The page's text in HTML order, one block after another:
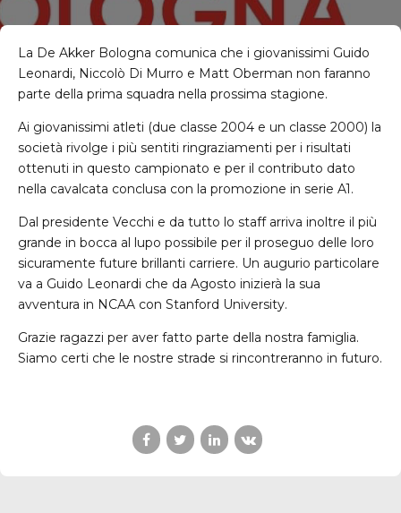
La De Akker Bologna comunica che i giovanissimi Guido
Leonardi, Niccolò Di Murro e Matt Oberman non faranno
parte della prima squadra nella prossima stagione.
Ai giovanissimi atleti (due classe 2004 e un classe 2000) la
società rivolge i più sentiti ringraziamenti per i risultati
ottenuti in questo campionato e per il contributo dato
nella cavalcata conclusa con la promozione in serie A1.
Dal presidente Vecchi e da tutto lo staff arriva inoltre il più
grande in bocca al lupo possibile per il proseguo delle loro
sicuramente future brillanti carriere. Un augurio particolare
va a Guido Leonardi che da Agosto inizierà la sua
avventura in NCAA con Stanford University.
Grazie ragazzi per aver fatto parte della nostra famiglia.
Siamo certi che le nostre strade si rincontreranno in futuro.